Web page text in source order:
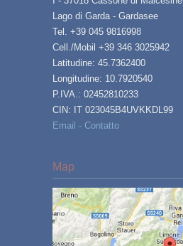
Lago di Garda - Gardasee
Tel. +39 045 9816998
Cell./Mobil +39 346 3025942
Latitudine: 45.7362400
Longitudine: 10.7920540
P.IVA.: 02452810233
CIN: IT 023045B4UVKKDL99
Email - Contatto
Map